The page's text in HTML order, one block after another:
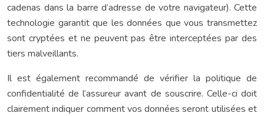
cadenas dans la barre d’adresse de votre navigateur). Cette
technologie garantit que les données que vous transmettez
sont cryptées et ne peuvent pas être interceptées par des
tiers malveillants.
Il est également recommandé de vérifier la politique de
confidentialité de l’assureur avant de souscrire. Celle-ci doit
clairement indiquer comment vos données seront utilisées et